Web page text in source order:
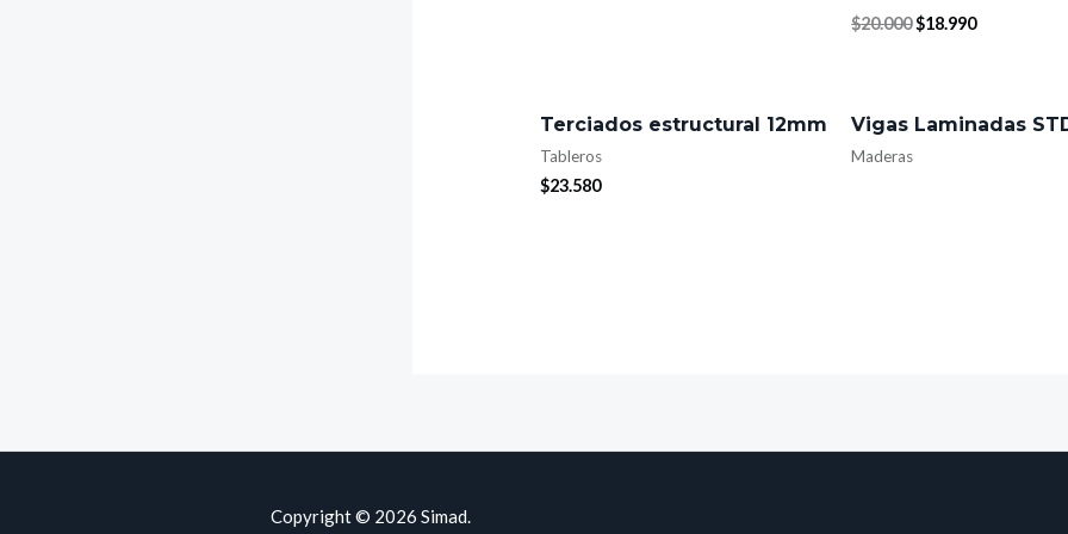
$20.000$18.990
Terciados estructural 12mm
Tableros
$23.580
Vigas Laminadas
Maderas
Copyright © 2026 Simad.